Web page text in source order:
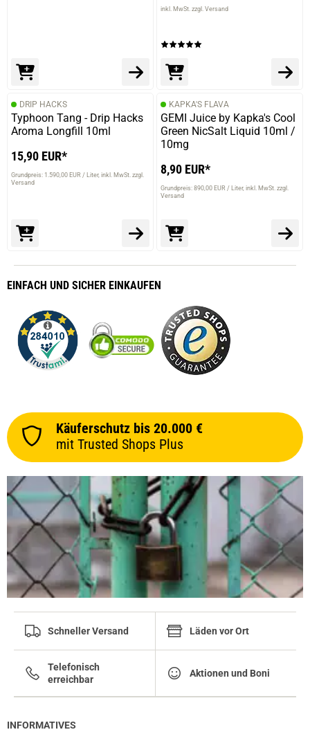
inkl. MwSt. zzgl. Versand
DRIP HACKS
Typhoon Tang - Drip Hacks
Aroma Longfill 10ml
15,90 EUR*
Grundpreis: 1.590,00 EUR / Liter inkl. MwSt. zzgl.
Versand
KAPKA'S FLAVA
GEMI Juice by Kapka's Cool
Green NicSalt Liquid 10ml /
10mg
8,90 EUR*
Grundpreis: 890,00 EUR / Liter inkl. MwSt. zzgl.
Versand
EINFACH UND SICHER EINKAUFEN
Käuferschutz bis 20.000 €
mit Trusted Shops Plus
Schneller Versand Läden vor Ort
Telefonisch
erreichbar
Aktionen und Boni
INFORMATIVES